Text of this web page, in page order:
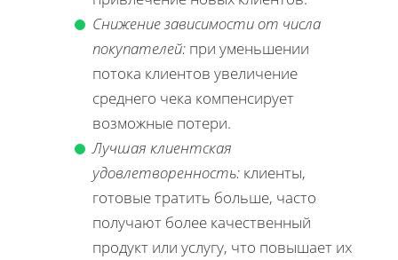
Снижение зависимости от числа
покупателей: при уменьшении
потока клиентов увеличение
среднего чека компенсирует
возможные потери.
Лучшая клиентская
удовлетворенность: клиенты,
готовые тратить больше, часто
получают более качественный
продукт или услугу, что повышает их